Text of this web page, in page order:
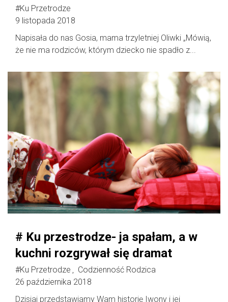
#Ku Przetrodze
9 listopada 2018
Napisała do nas Gosia, mama trzyletniej Oliwki „Mówią,
że nie ma rodziców, którym dziecko nie spadło z...
# Ku przestrodze- ja spałam, a w
kuchni rozgrywał się dramat
#Ku Przetrodze
Codzienność Rodzica
26 października 2018
Dzisiaj przedstawiamy Wam historię Iwony i jej